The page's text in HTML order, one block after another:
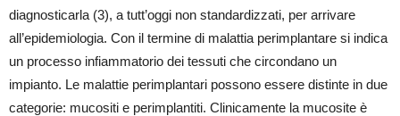
diagnosticarla (3), a tutt’oggi non standardizzati, per arrivare
all’epidemiologia. Con il termine di malattia perimplantare si indica
un processo infiammatorio dei tessuti che circondano un
impianto. Le malattie perimplantari possono essere distinte in due
categorie: mucositi e perimplantiti. Clinicamente la mucosite è